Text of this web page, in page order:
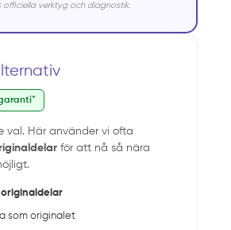
officiella verktyg och diagnostik.
val. Här använder vi ofta
för att nå så nära
som originalet